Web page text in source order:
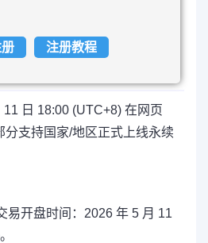
注册教程
日 18:00 (UTC+8) 在网页
分支持国家/地区正式上线永续
易开盘时间：2026 年 5 月 11